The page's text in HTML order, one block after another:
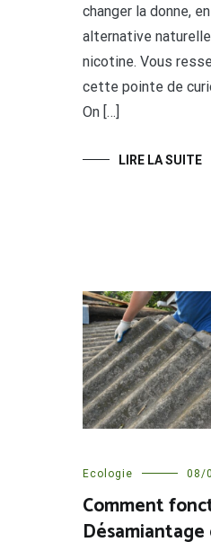
changer la donne,
alternative
nicotine. Vous
cette pointe de
On […]
LIRE LA SUITE
Ecologie 08/
Comment